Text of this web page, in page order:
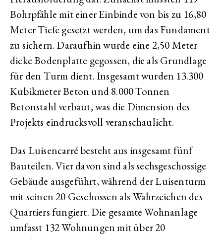
Bohrpfähle mit einer Einbinde von bis zu 16,80
Meter Tiefe gesetzt werden, um das Fundament
zu sichern. Daraufhin wurde eine 2,50 Meter
dicke Bodenplatte gegossen, die als Grundlage
für den Turm dient. Insgesamt wurden 13.300
Kubikmeter Beton und 8.000 Tonnen
Betonstahl verbaut, was die Dimension des
Projekts eindrucksvoll veranschaulicht.
Das Luisencarré besteht aus insgesamt fünf
Bauteilen. Vier davon sind als sechsgeschossige
Gebäude ausgeführt, während der Luisenturm
mit seinen 20 Geschossen als Wahrzeichen des
Quartiers fungiert. Die gesamte Wohnanlage
umfasst 132 Wohnungen mit über 20